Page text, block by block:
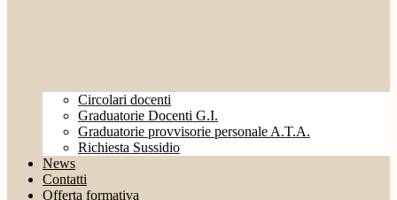
Circolari docenti
Graduatorie Docenti G.I.
Graduatorie provvisorie personale A.T.A.
Richiesta Sussidio
News
Contatti
Offerta formativa